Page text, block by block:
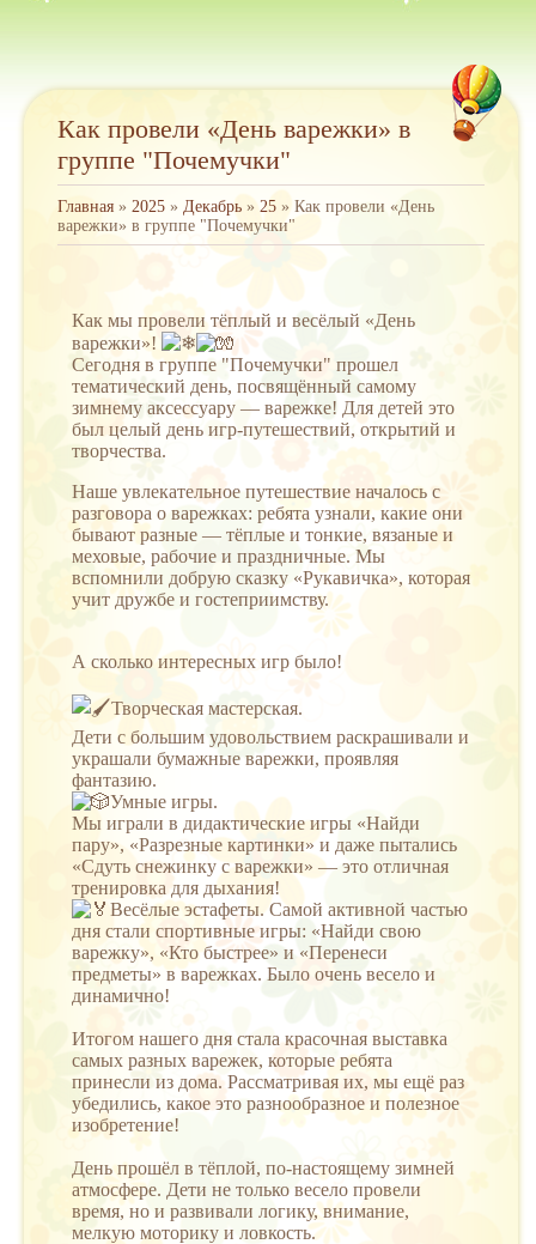
Как провели «День варежки» в
группе "Почемучки"
Главная » 2025 » Декабрь » 25 » Как провели «День
варежки» в группе "Почемучки"
Как мы провели тёплый и весёлый «День
варежки»!
Сегодня в группе "Почемучки" прошел
тематический день, посвящённый самому
зимнему аксессуару — варежке! Для детей это
был целый день игр-путешествий, открытий и
творчества.
Наше увлекательное путешествие началось с
разговора о варежках: ребята узнали, какие они
бывают разные — тёплые и тонкие, вязаные и
меховые, рабочие и праздничные. Мы
вспомнили добрую сказку «Рукавичка», которая
учит дружбе и гостеприимству.
А сколько интересных игр было!
Творческая мастерская.
Дети с большим удовольствием раскрашивали и
украшали бумажные варежки, проявляя
фантазию.
Умные игры.
Мы играли в дидактические игры «Найди
пару», «Разрезные картинки» и даже пытались
«Сдуть снежинку с варежки» — это отличная
тренировка для дыхания!
Весёлые эстафеты. Самой активной частью
дня стали спортивные игры: «Найди свою
варежку», «Кто быстрее» и «Перенеси
предметы» в варежках. Было очень весело и
динамично!
Итогом нашего дня стала красочная выставка
самых разных варежек, которые ребята
принесли из дома. Рассматривая их, мы ещё раз
убедились, какое это разнообразное и полезное
изобретение!
День прошёл в тёплой, по-настоящему зимней
атмосфере. Дети не только весело провели
время, но и развивали логику, внимание,
мелкую моторику и ловкость.